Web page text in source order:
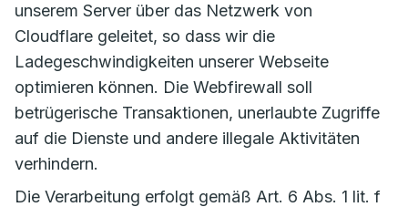
unserem Server über das Netzwerk von
Cloudflare geleitet, so dass wir die
Ladegeschwindigkeiten unserer Webseite
optimieren können. Die Webfirewall soll
betrügerische Transaktionen, unerlaubte Zugriffe
auf die Dienste und andere illegale Aktivitäten
verhindern.
Die Verarbeitung erfolgt gemäß Art. 6 Abs. 1 lit. f